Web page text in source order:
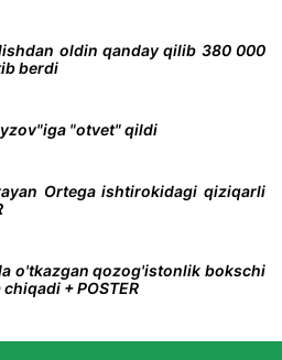
oldin qanday qilib 380 000
berdi
"otvet" qildi
Ortega ishtirokidagi qiziqarli
o'tkazgan qozog'istonlik bokschi
+ POSTER